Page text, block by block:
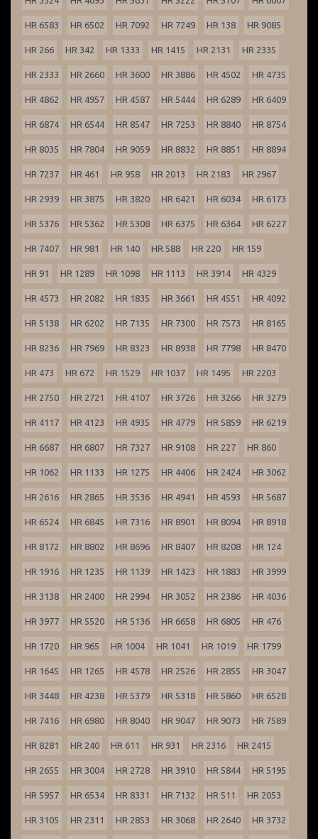
HR 6583 HR 6502 HR 7092 HR 7249 HR 138 HR 9085
HR 266 HR 342 HR 1333 HR 1415 HR 2131 HR 2335
HR 2333 HR 2660 HR 3600 HR 3886 HR 4502 HR 4735
HR 4862 HR 4957 HR 4587 HR 5444 HR 6289 HR 6409
HR 6874 HR 6544 HR 8547 HR 7253 HR 8840 HR 8754
HR 8035 HR 7804 HR 9059 HR 8832 HR 8851 HR 8894
HR 7237 HR 461 HR 958 HR 2013 HR 2183 HR 2967
HR 2939 HR 3875 HR 3820 HR 6421 HR 6034 HR 6173
HR 5376 HR 5362 HR 5308 HR 6375 HR 6364 HR 6227
HR 7407 HR 981 HR 140 HR 588 HR 220 HR 159
HR 91 HR 1289 HR 1098 HR 1113 HR 3914 HR 4329
HR 4573 HR 2082 HR 1835 HR 3661 HR 4551 HR 4092
HR 5138 HR 6202 HR 7135 HR 7300 HR 7573 HR 8165
HR 8236 HR 7969 HR 8323 HR 8938 HR 7798 HR 8470
HR 473 HR 672 HR 1529 HR 1037 HR 1495 HR 2203
HR 2750 HR 2721 HR 4107 HR 3726 HR 3266 HR 3279
HR 4117 HR 4123 HR 4935 HR 4779 HR 5859 HR 6219
HR 6687 HR 6807 HR 7327 HR 9108 HR 227 HR 860
HR 1062 HR 1133 HR 1275 HR 4406 HR 2424 HR 3062
HR 2616 HR 2865 HR 3536 HR 4941 HR 4593 HR 5687
HR 6524 HR 6845 HR 7316 HR 8901 HR 8094 HR 8918
HR 8172 HR 8802 HR 8696 HR 8407 HR 8208 HR 124
HR 1916 HR 1235 HR 1139 HR 1423 HR 1883 HR 3999
HR 3138 HR 2400 HR 2994 HR 3052 HR 2386 HR 4036
HR 3977 HR 5520 HR 5136 HR 6658 HR 6805 HR 476
HR 1720 HR 965 HR 1004 HR 1041 HR 1019 HR 1799
HR 1645 HR 1265 HR 4578 HR 2526 HR 2855 HR 3047
HR 3448 HR 4238 HR 5379 HR 5318 HR 5860 HR 6528
HR 7416 HR 6980 HR 8040 HR 9047 HR 9073 HR 7589
HR 8281 HR 240 HR 611 HR 931 HR 2316 HR 2415
HR 2655 HR 3004 HR 2728 HR 3910 HR 5844 HR 5195
HR 5957 HR 6534 HR 8331 HR 7132 HR 511 HR 2053
HR 3105 HR 2311 HR 2853 HR 3068 HR 2640 HR 3732